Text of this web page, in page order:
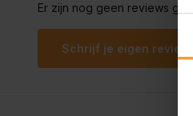
Er zijn nog geen reviews
Schrijf je eigen review